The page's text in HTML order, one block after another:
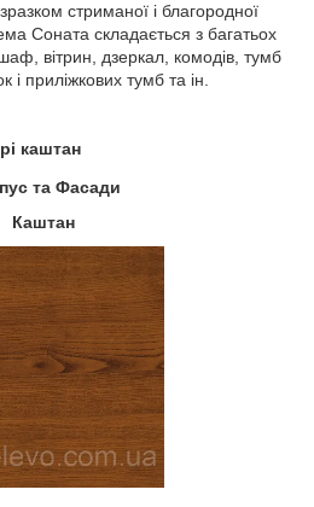
стриманої і благородної
Соната складається з багатьох
вітрин, дзеркал, комодів, тумб
і приліжкових тумб та ін.
каштан
та Фасади
Каштан